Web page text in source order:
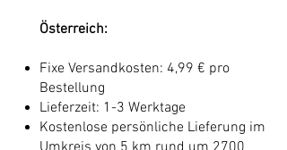
Österreich:
Fixe Versandkosten: 4,99 € pro
Bestellung
Lieferzeit: 1-3 Werktage
Kostenlose persönliche Lieferung im